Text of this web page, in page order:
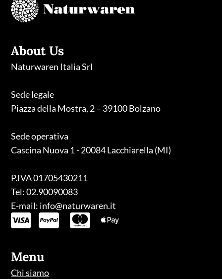
About Us
Naturwaren Italia Srl
Sede legale
Piazza della Mostra, 2 – 39100 Bolzano
Sede operativa
Cascina Nuova 1 - 20084 Lacchiarella (MI)
P.IVA 01705430211
Tel: 02.90090083
E-mail: info@naturwaren.it
Menu
Chi siamo